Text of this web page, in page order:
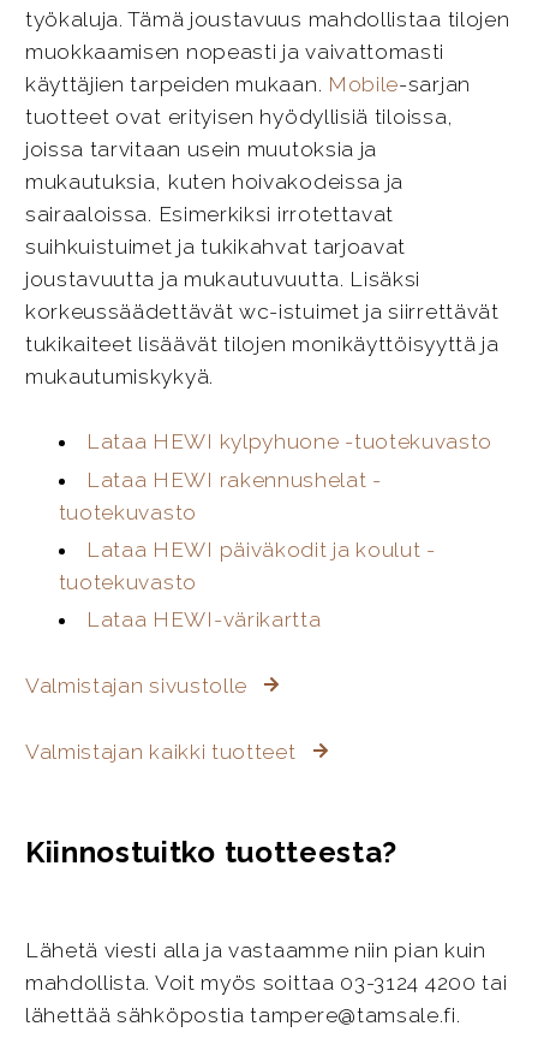
työkaluja. Tämä joustavuus mahdollistaa tilojen
muokkaamisen nopeasti ja vaivattomasti
käyttäjien tarpeiden mukaan. Mobile-sarjan
tuotteet ovat erityisen hyödyllisiä tiloissa,
joissa tarvitaan usein muutoksia ja
mukautuksia, kuten hoivakodeissa ja
sairaaloissa. Esimerkiksi irrotettavat
suihkuistuimet ja tukikahvat tarjoavat
joustavuutta ja mukautuvuutta. Lisäksi
korkeussäädettävät wc-istuimet ja siirrettävät
tukikaiteet lisäävät tilojen monikäyttöisyyttä ja
mukautumiskykyä.
Lataa HEWI kylpyhuone -tuotekuvasto
Lataa HEWI rakennushelat -
tuotekuvasto
Lataa HEWI päiväkodit ja koulut -
tuotekuvasto
Lataa HEWI-värikartta
Valmistajan sivustolle
Valmistajan kaikki tuotteet
Kiinnostuitko tuotteesta?
Lähetä viesti alla ja vastaamme niin pian kuin
mahdollista. Voit myös soittaa 03-3124 4200 tai
lähettää sähköpostia tampere@tamsale.fi.